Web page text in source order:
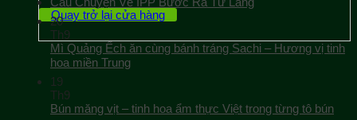
Quay trở lại cửa hàng
20
Th9
Mì Quảng Ếch ăn cùng bánh tráng Sachi – Hương vị tinh
hoa miền Trung
19
Th9
Bún măng vịt – tinh hoa ẩm thực Việt trong từng tô bún